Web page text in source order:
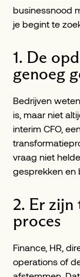
businessnood
je begint te
1. De
genoeg
Bedrijven
is, maar niet
interim CFO,
vraag niet
gesprekken en
2. Er zijn
proces
Finance, HR,
operations of